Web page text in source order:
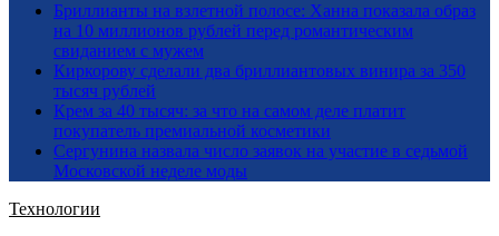
Бриллианты на взлетной полосе: Ханна показала образ
на 10 миллионов рублей перед романтическим
свиданием с мужем
Киркорову сделали два бриллиантовых винира за 350
тысяч рублей
Крем за 40 тысяч: за что на самом деле платит
покупатель премиальной косметики
Сергунина назвала число заявок на участие в седьмой
Московской неделе моды
Технологии